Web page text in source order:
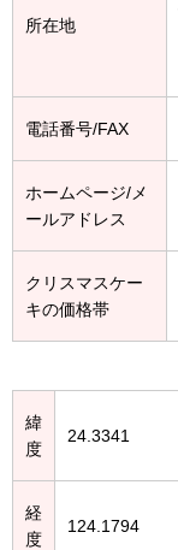
所在地
電話番号/FAX
ホームページ/メ
ールアドレス
クリスマスケー
キの価格帯
緯
度
24.3341
経
度
124.1794